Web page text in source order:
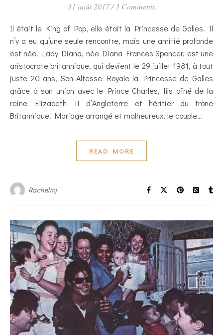
31 août 2017/3 Comments
Il était le King of Pop, elle était la Princesse de Galles. Il
n’y a eu qu’une seule rencontre, mais une amitié profonde
est née. Lady Diana, née Diana Frances Spencer, est une
aristocrate britannique, qui devient le 29 juillet 1981, à tout
juste 20 ans, Son Altesse Royale la Princesse de Galles
grâce à son union avec le Prince Charles, fils aîné de la
reine Elizabeth II d’Angleterre et héritier du trône
Britannique. Mariage arrangé et malheureux, le couple…
READ MORE
Rachelmj